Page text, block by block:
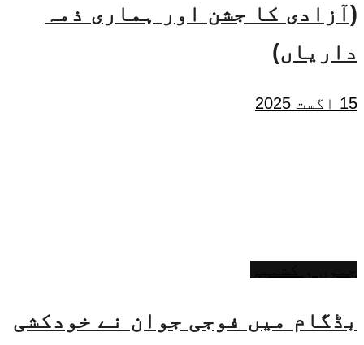
(آزادی کا جشن اور ہماری ذمہ
داریاں)
15 اگست 2025
بڈگام میں فوجی جوان نے خودکشی